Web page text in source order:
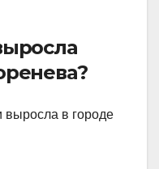
выросла в городе